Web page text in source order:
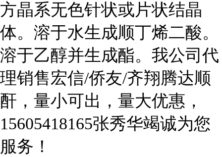
方晶系无色针状或片状结晶
体。溶于水生成顺丁烯二酸。
溶于乙醇并生成酯。我公司代
理销售宏信/侨友/齐翔腾达顺
酐，量小可出，量大优惠，
15605418165张秀华竭诚为您
服务！